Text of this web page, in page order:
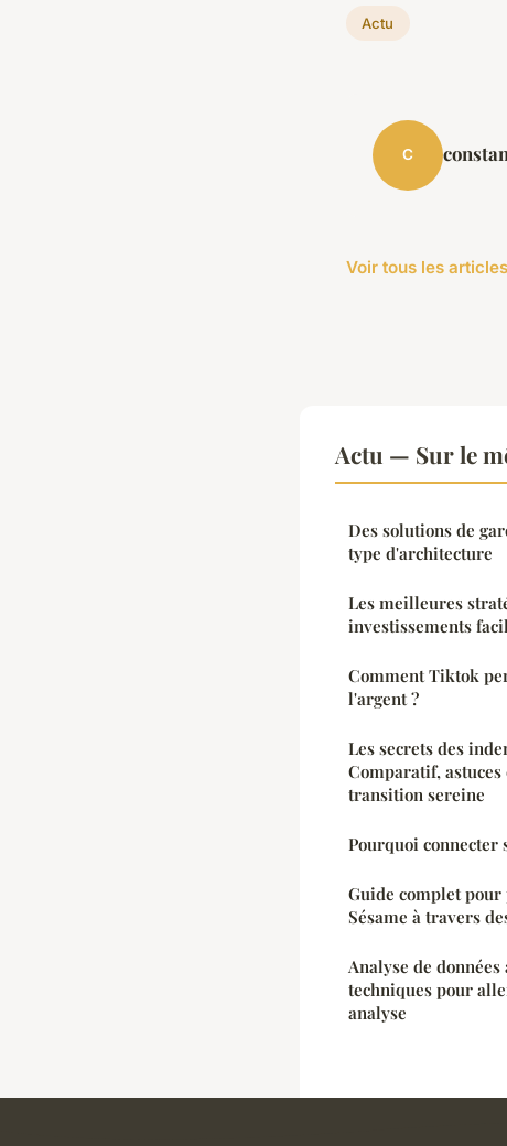
Actu
C
Voir tous les
Actu — Sur le
Des solutions de
type d'architecture
Les meilleures
investissements
Comment Tiktok
l'argent ?
Les secrets des
Comparatif,
transition sereine
Pourquoi connecter
Guide complet
Sésame à travers
Analyse de
techniques pour
analyse